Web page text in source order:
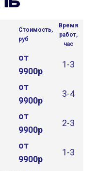
Стоимость,
руб
Время
работ,
час
от
9900р
1-3
от
9900р
3-4
от
9900р
2-3
от
9900р
1-3